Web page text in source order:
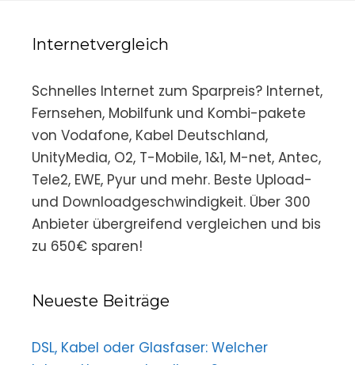
Internetvergleich
Schnelles Internet zum Sparpreis? Internet,
Fernsehen, Mobilfunk und Kombi-pakete
von Vodafone, Kabel Deutschland,
UnityMedia, O2, T-Mobile, 1&1, M-net, Antec,
Tele2, EWE, Pyur und mehr. Beste Upload-
und Downloadgeschwindigkeit. Über 300
Anbieter übergreifend vergleichen und bis
zu 650€ sparen!
Neueste Beiträge
DSL, Kabel oder Glasfaser: Welcher